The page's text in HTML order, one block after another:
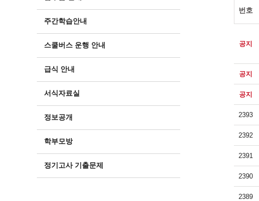
주간학습안내
스쿨버스 운행 안내
급식 안내
서식자료실
정보공개
학부모방
정기고사 기출문제
번호
공지
공지
공지
2393
2392
2391
2390
2389